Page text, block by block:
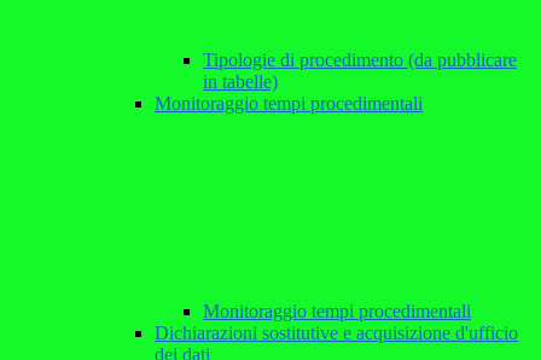
Tipologie di procedimento (da pubblicare
in tabelle)
Monitoraggio tempi procedimentali
Monitoraggio tempi procedimentali
Dichiarazioni sostitutive e acquisizione d'ufficio
dei dati